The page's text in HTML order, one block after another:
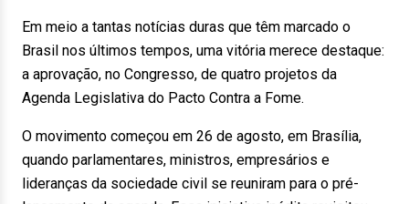
Em meio a tantas notícias duras que têm marcado o
Brasil nos últimos tempos, uma vitória merece destaque:
a aprovação, no Congresso, de quatro projetos da
Agenda Legislativa do Pacto Contra a Fome.
O movimento começou em 26 de agosto, em Brasília,
quando parlamentares, ministros, empresários e
lideranças da sociedade civil se reuniram para o pré-